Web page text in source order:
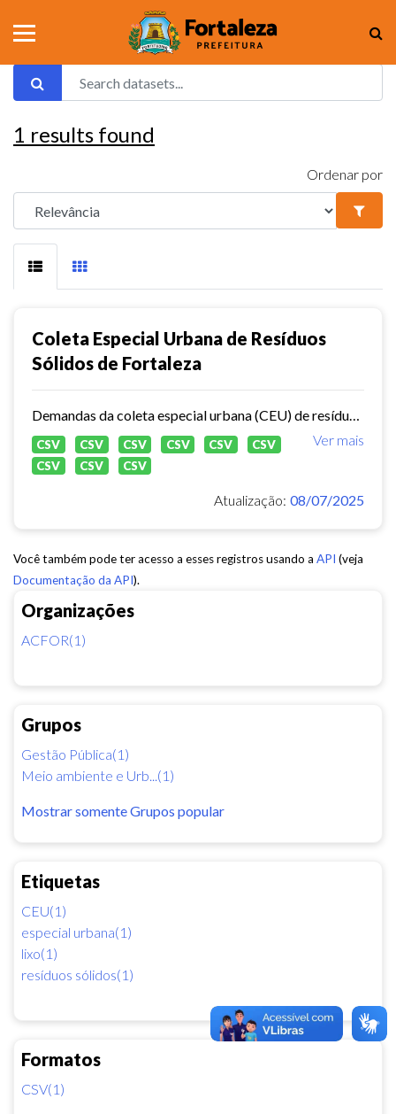
Organizações
ACFOR(1)
Grupos
Gestão Pública(1)
Meio ambiente e Urb...(1)
Mostrar somente Grupos popular
Etiquetas
CEU(1)
especial urbana(1)
lixo(1)
resíduos sólidos(1)
Formatos
CSV(1)
1 results found
Ordenar por
Coleta Especial Urbana de Resíduos
Sólidos de Fortaleza
Ver mais
CSV CSV CSV CSV CSV
CSV
CSV
CSV CSV
Atualização: 08/07/2025
Você também pode ter acesso a esses registros usando a API (veja
Documentação da API).